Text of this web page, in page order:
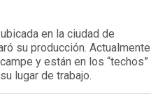
en la ciudad de
su producción. Actualmente
y están en los “techos”
lugar de trabajo.